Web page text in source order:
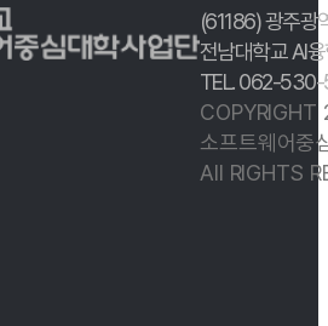
(61186) 광주광
전남대학교 AI
TEL. 062-
COPYRIGHT
소프트웨어중
All RIGHTS